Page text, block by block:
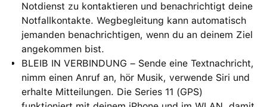
Notdienst zu kontaktieren und benachrichtigt deine
Notfallkontakte. Wegbegleitung kann automatisch
jemanden benachrichtigen, wenn du an deinem Ziel
angekommen bist.
BLEIB IN VERBINDUNG – Sende eine Textnachricht,
nimm einen Anruf an, hör Musik, verwende Siri und
erhalte Mitteilungen. Die Series 11 (GPS)